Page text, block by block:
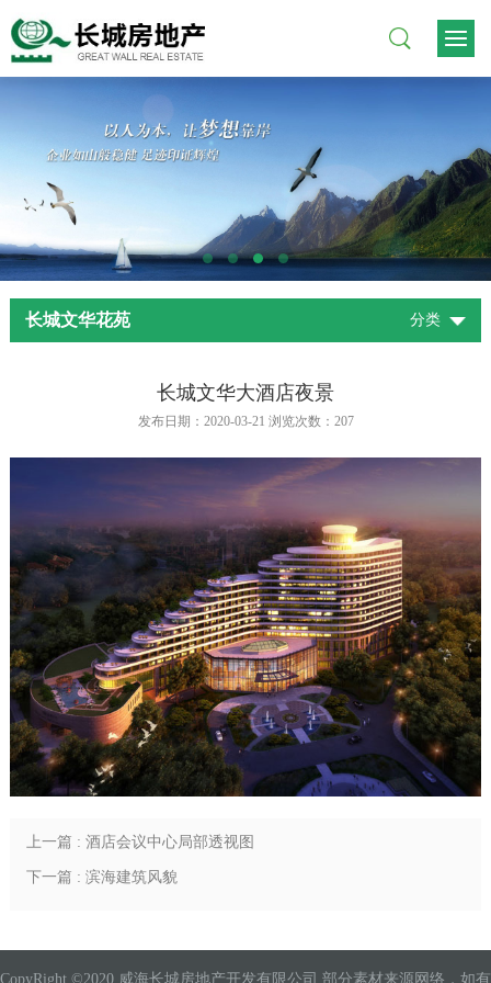
长城文华花苑 分类
长城文华大酒店夜景
发布日期：2020-03-21 浏览次数： 207
上一篇 : 酒店会议中心局部透视图
下一篇 : 滨海建筑风貌
CopyRight ©2020 威海长城房地产开发有限公司 部分素材来源网络，如有